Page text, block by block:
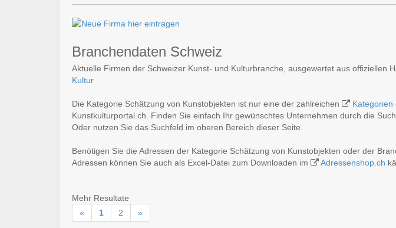
Branchendaten Schweiz
Aktuelle Firmen der Schweizer Kunst- und Kulturbranche, ausgewertet aus offiziellen
Kultur
Die Kategorie Schätzung von Kunstobjekten ist nur eine der zahlreichen Kategorien
Kunstkulturportal.ch. Finden Sie einfach Ihr gewünschtes Unternehmen durch die
Oder nutzen Sie das Suchfeld im oberen Bereich dieser Seite.
Benötigen Sie die Adressen der Kategorie Schätzung von Kunstobjekten oder der
Adressen können Sie auch als Excel-Datei zum Downloaden im
Adressenshop.ch
Mehr Resultate
«
1 2 »